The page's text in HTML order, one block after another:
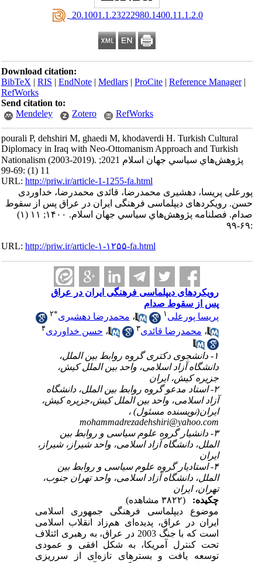
‎ 20.1001.1.23222980.1400.11.1.2.0
Download citation:
BibTeX|RIS|EndNote|Medlars|ProCite|Reference Manager
RefWorks
Send citation to:
Mendeley
Zotero RefWorks
pourali P, dehshiri M, ghaedi M, khodaverdi H. Turkish Cultural
Diplomacy in Iraq with Neo-Ottomanism Approach and Turkish
Nationalism (2003-2019). پژوهش‌هاي سياسي جهان اسلام 2021;
11 (1) :69-99
URL:http://priw.ir/article-1-1255-fa.html
پورعلی پریسا، دهشیری محمدرضا، قائدی محمدرضا، خداوردی
حسن. رویکردهای دیپلماسی فرهنگی ایران در عراق پس از سقوط
صدام. فصلنامه پژوهش‌هاي سياسي جهان اسلام. ۱۴۰۰; ۱۱ (۱)
URL:http://priw.ir/article-۱-۱۲۵۵-fa.html
رویکردهای دیپلماسی فرهنگی ایران در عراق
پس از سقوط صدام
پریسا پورعلی
،محمدرضا دهشیری* ۲
،محمدرضا قائدی ،حسن خداوردی
۱- دانشجوی دکتری گروه روابط بین الملل،
دانشگاه آزاد اسلامی، واحد بین الملل کیش،
جزیره کیش، ایران
۲- استاد مدعو گروه روابط بین الملل، دانشگاه
آزاد اسلامی، واحد بین الملل کیش،جزیره کیش،
ایران(نویسنده مسئول) ،
mohammadrezadehshiri@yahoo.com
۳- دانشیار گروه علوم سیاسی و روابط بین
الملل، دانشگاه آزاد اسلامی، واحد شیراز، شیراز،
ایران
۴- استادیار گروه علوم سیاسی و روابط بین
الملل، دانشگاه آزاد اسلامی، واحد تهران جنوب،
تهران، ایران
چکیده:
موضوع دیپلماسی فرهنگی جمهوری اسلامی
ایران در عراق، پدیده‌ای هم‌زاد انقلاب اسلامی
است که با جنگ 2003 در عراق، به رهبری ائتلاف
تحت کنترل آمریکا، به شکل افقی و عمودی
توسعه یافت و بسترهای تازه‌ای از سرریزی